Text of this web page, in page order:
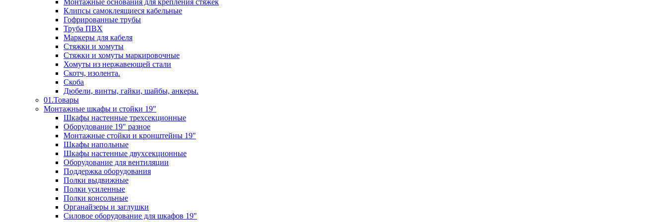
Монтажные основания для крепления стяжек
Клипсы самоклеящиеся кабельные
Гофрированные трубы
Труба ПВХ
Маркеры для кабеля
Стяжки и хомуты
Стяжки и хомуты маркировочные
Хомуты из нержавеющей стали
Скотч, изолента.
Скоба
Дюбели, винты, гайки, шайбы, анкеры.
01.Товары
Монтажные шкафы и стойки 19"
Шкафы настенные трехсекционные
Оборудование 19" разное
Монтажные стойки и кронштейны 19"
Шкафы напольные
Шкафы настенные двухсекционные
Оборудование для вентиляции
Поддержка оборудования
Полки выдвижные
Полки усиленные
Полки консольные
Органайзеры и заглушки
Силовое оборудование для шкафов 19"